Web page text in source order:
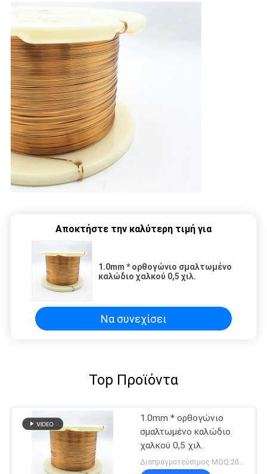
Αποκτήστε την καλύτερη τιμή για
1.0mm * ορθογώνιο σμαλτωμένο
καλώδιο χαλκού 0,5 χιλ.
Να συνεχίσει
Top Προϊόντα
1.0mm * ορθογώνιο
σμαλτωμένο καλώδιο
χαλκού 0,5 χιλ.
Διαπραγματεύσιμος MOQ:20Kilogram/Kilograms